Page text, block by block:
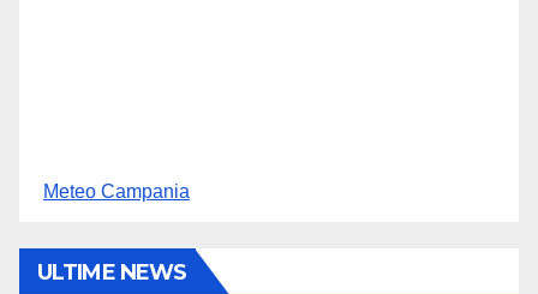
Meteo Campania
ULTIME NEWS